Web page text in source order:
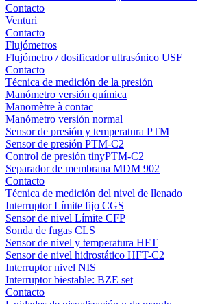
Contacto
Venturi
Contacto
Flujómetros
Flujómetro / dosificador ultrasónico USF
Contacto
Técnica de medición de la presión
Manómetro versión química
Manomètre à contac
Manómetro versión normal
Sensor de presión y temperatura PTM
Sensor de presión PTM-C2
Control de presión tinyPTM-C2
Separador de membrana MDM 902
Contacto
Técnica de medición del nivel de llenado
Interruptor Límite fijo CGS
Sensor de nivel Límite CFP
Sonda de fugas CLS
Sensor de nivel y temperatura HFT
Sensor de nivel hidrostático HFT-C2
Interruptor nivel NIS
Interruptor biestable: BZE set
Contacto